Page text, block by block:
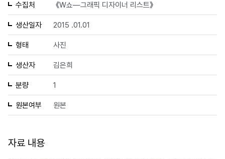
수집처 《W쇼—그래픽 디자이너 리스트》
생산일자 2015 .01.01
형태 사진
생산자 김은희
분량 1
원본여부 원본
자료 내용